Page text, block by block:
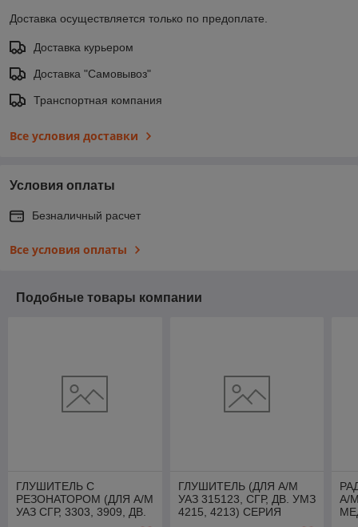
Доставка осуществляется только по предоплате.
Доставка курьером
Доставка "Самовывоз"
Транспортная компания
Все условия доставки
Условия оплаты
Безналичный расчет
Все условия оплаты
Подобные товары компании
ГЛУШИТЕЛЬ С
РЕЗОНАТОРОМ (ДЛЯ А/М
УАЗ СГР, 3303, 3909, ДВ.
ГЛУШИТЕЛЬ (ДЛЯ А/М
УАЗ 315123, СГР, ДВ. УМЗ
4215, 4213) СЕРИЯ
А/